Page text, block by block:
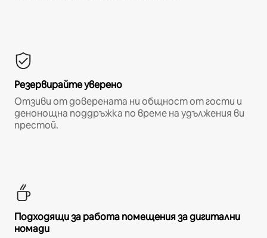
Резервирайте уверено
Отзиви от доверената ни общност от гости и
денонощна поддръжка по време на удължения ви
престой.
Подходящи за работа помещения за дигитални
номади